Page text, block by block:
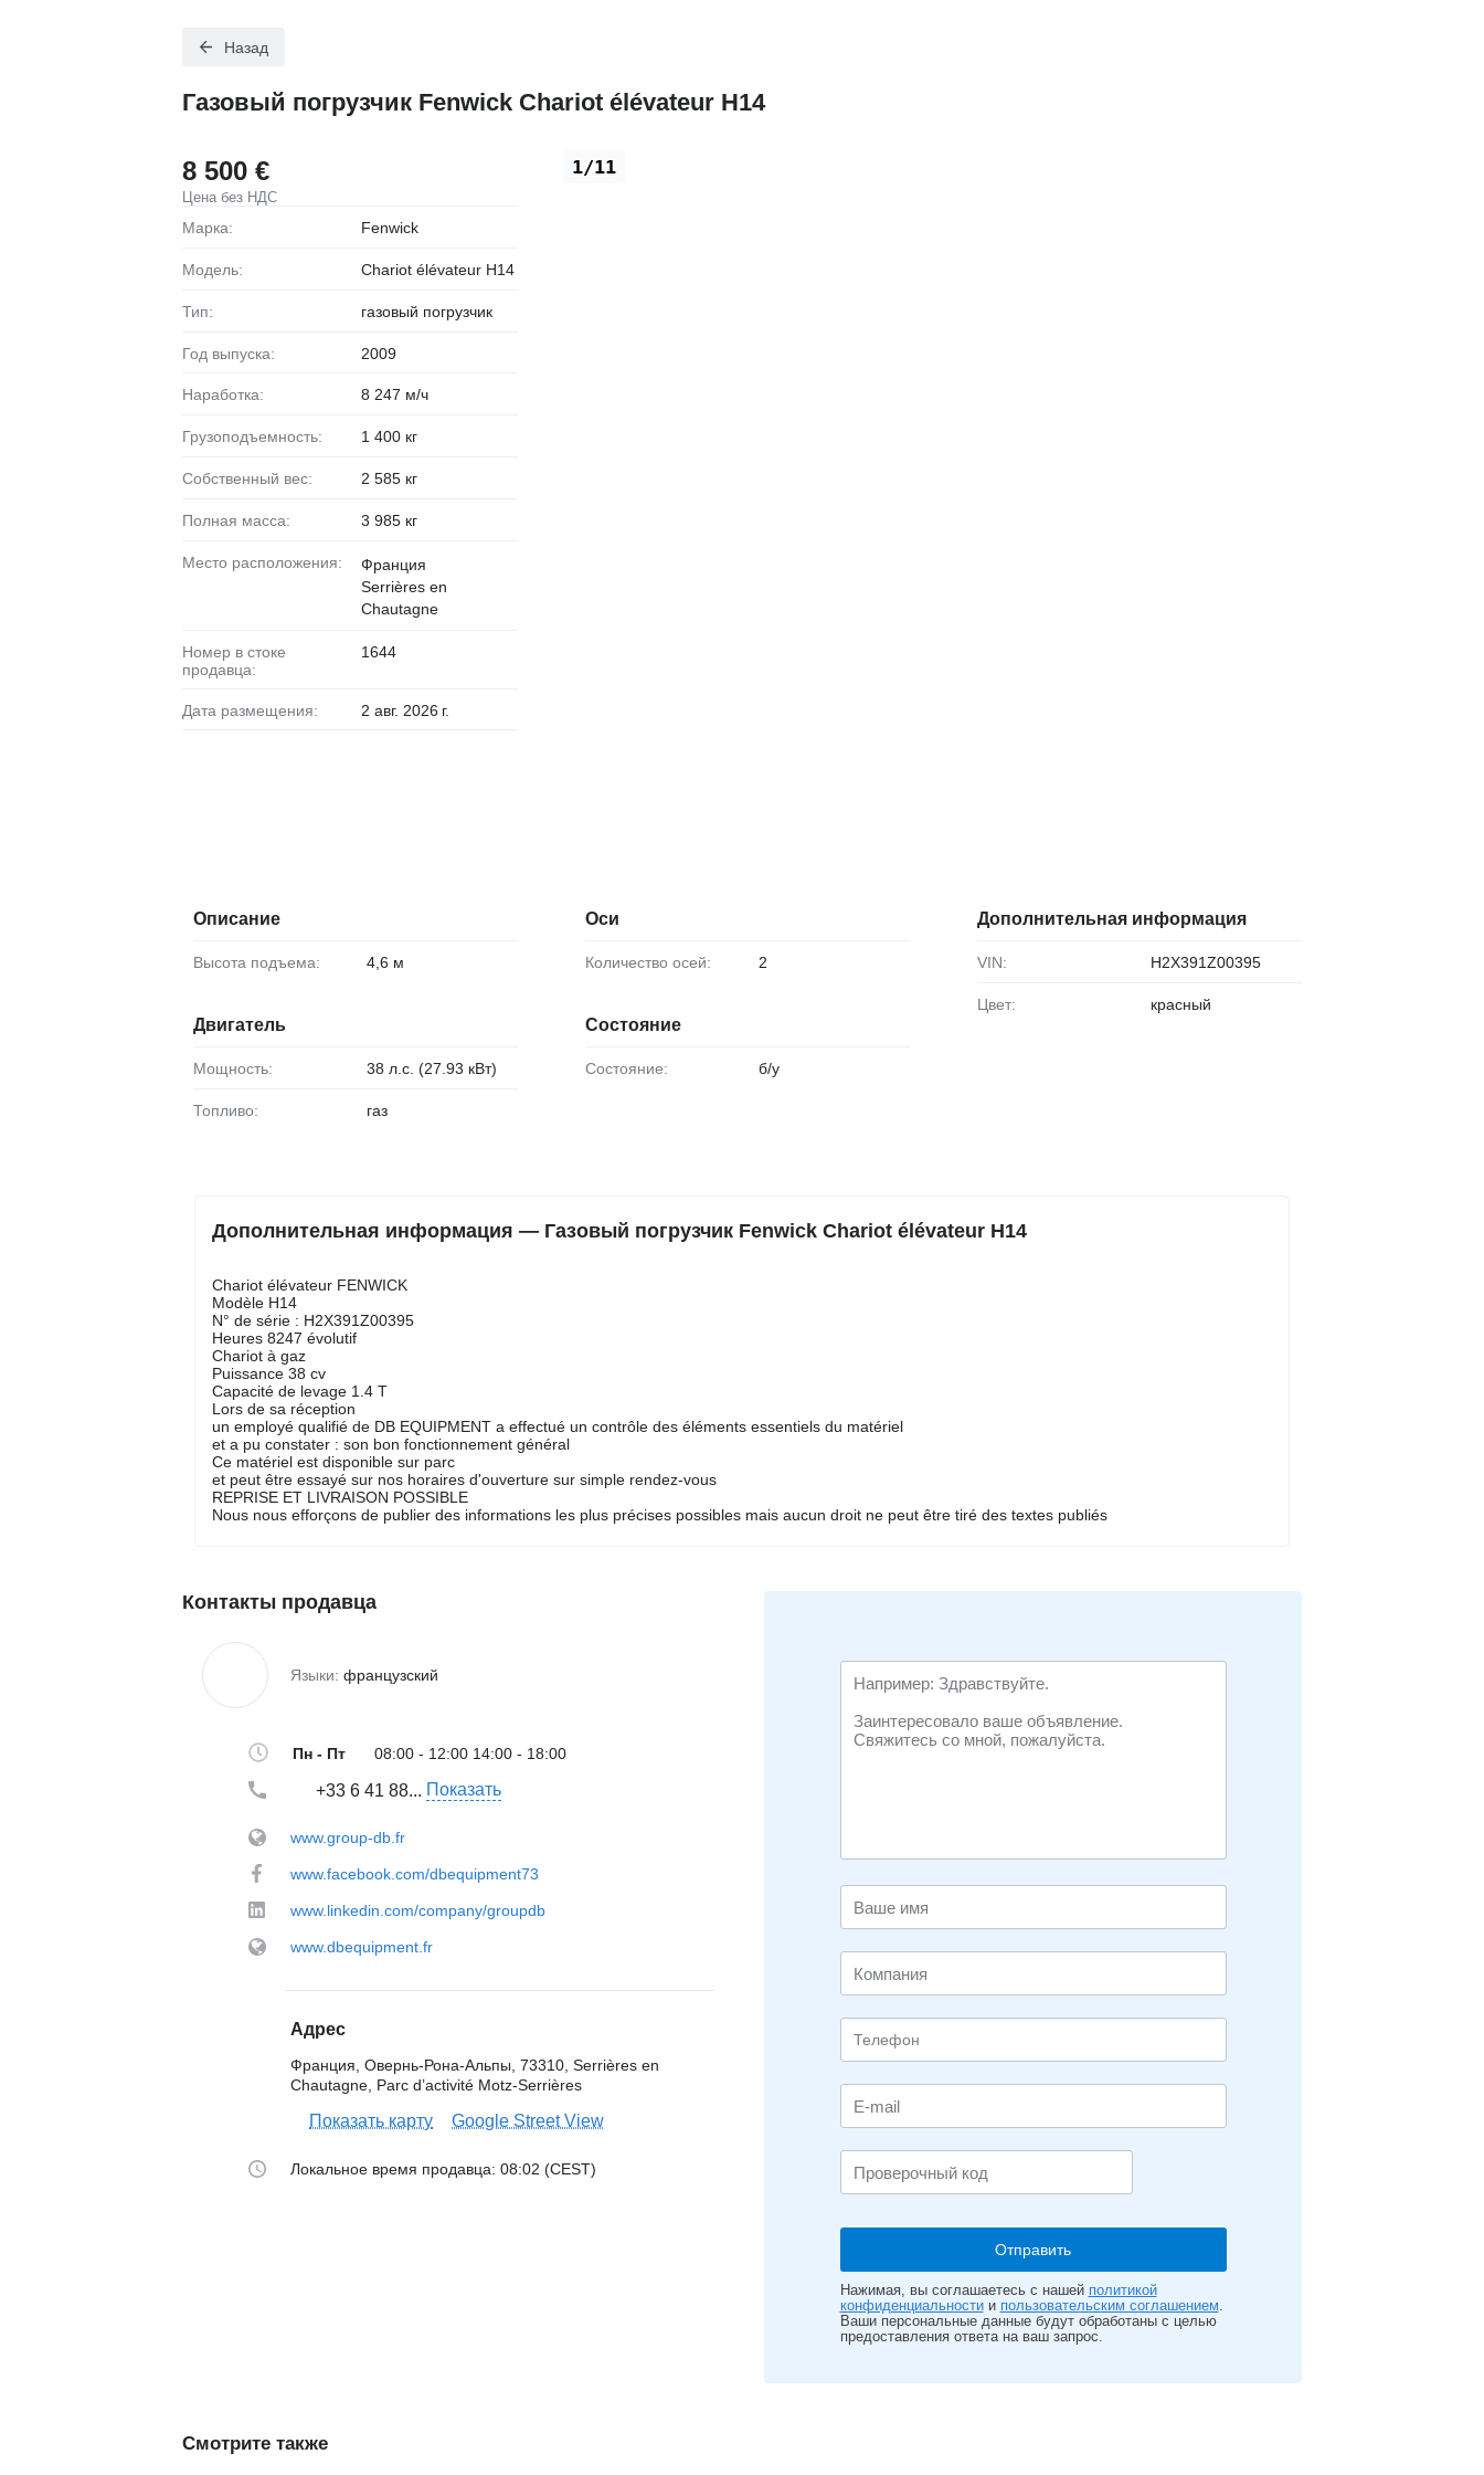
Назад
Газовый погрузчик Fenwick Chariot élévateur H14
1/11
8 500 €
Цена без НДС
Марка: Fenwick
Модель: Chariot élévateur H14
Тип: газовый погрузчик
Год выпуска: 2009
Наработка: 8 247 м/ч
Грузоподъемность: 1 400 кг
Собственный вес: 2 585 кг
Полная масса: 3 985 кг
Место расположения:
Франция
Serrières en
Chautagne
Номер в стоке
продавца:
1644
Дата размещения: 2 авг. 2026 г.
Описание
Высота подъема: 4,6 м
Двигатель
Мощность: 38 л.с. (27.93 кВт)
Топливо: газ
Оси
Количество осей: 2
Состояние
Состояние: б/у
Дополнительная информация
VIN: H2X391Z00395
Цвет: красный
Дополнительная информация — Газовый погрузчик Fenwick Chariot élévateur H14
Chariot élévateur FENWICK
Modèle H14
N° de série : H2X391Z00395
Heures 8247 évolutif
Chariot à gaz
Puissance 38 cv
Capacité de levage 1.4 T
Lors de sa réception
un employé qualifié de DB EQUIPMENT a effectué un contrôle des éléments essentiels du matériel
et a pu constater : son bon fonctionnement général
Ce matériel est disponible sur parc
et peut être essayé sur nos horaires d'ouverture sur simple rendez-vous
REPRISE ET LIVRAISON POSSIBLE
Nous nous efforçons de publier des informations les plus précises possibles mais aucun droit ne peut être tiré des textes publiés
Контакты продавца
Языки: французский
Пн - Пт 08:00 - 12:00 14:00 - 18:00
+33 6 41 88... Показать
www.group-db.fr
www.facebook.com/dbequipment73
www.linkedin.com/company/groupdb
www.dbequipment.fr
Адрес
Франция, Овернь-Рона-Альпы, 73310, Serrières en
Chautagne, Parc d’activité Motz-Serrières
Показать карту Google Street View
Локальное время продавца: 08:02 (CEST)
Нажимая, вы соглашаетесь с нашей политикой
конфиденциальностии пользовательским соглашением.
Ваши персональные данные будут обработаны с целью
предоставления ответа на ваш запрос.
Смотрите также